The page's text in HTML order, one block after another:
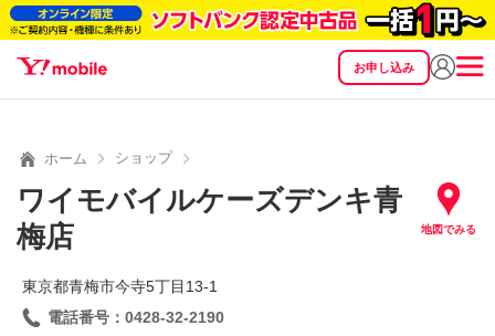
お申し込み
SEARCH
ホーム ショップ
ワイモバイルケーズデンキ青
梅店
地図でみる
東京都青梅市今寺5丁目13‐1
電話番号：0428-32-2190